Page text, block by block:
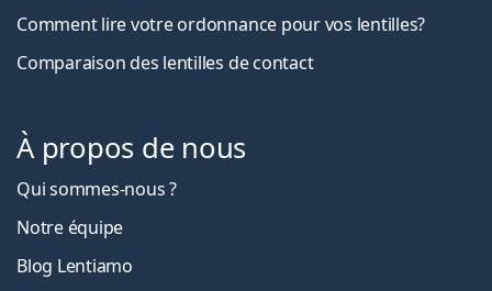
Comment lire votre ordonnance pour vos lentilles?
Comparaison des lentilles de contact
À propos de nous
Qui sommes-nous ?
Notre équipe
Blog Lentiamo